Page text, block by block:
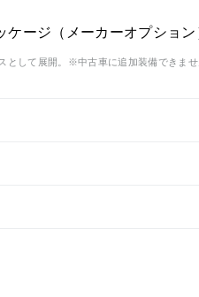
ケージ（メーカーオプション
として展開。※中古車に追加装備できま